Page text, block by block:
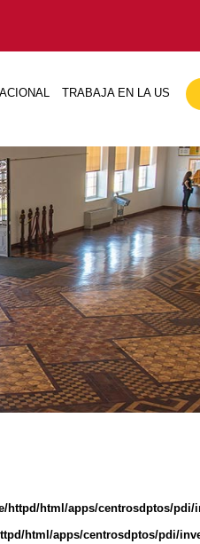
TRABAJA EN LA US
httpd/html/apps/centrosdptos/pdi/
html/apps/centrosdptos/pdi/